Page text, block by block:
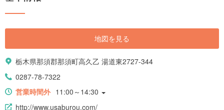
地図を見る
栃木県那須郡那須町高久乙 湯道東2727-344
0287-78-7322
営業時間外 11:00～14:30
http://www.usaburou.com/